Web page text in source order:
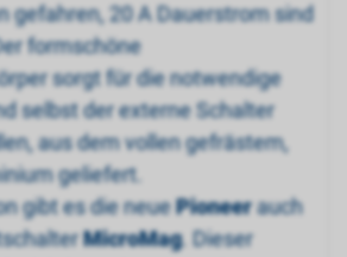
gefahren, 20 A Dauerstrom sind
formschöne
sorgt für die notwendige
selbst der externe Schalter
aus dem vollen gefrästem,
geliefert.
gibt es die neuePioneerauch
MicroMag. Dieser